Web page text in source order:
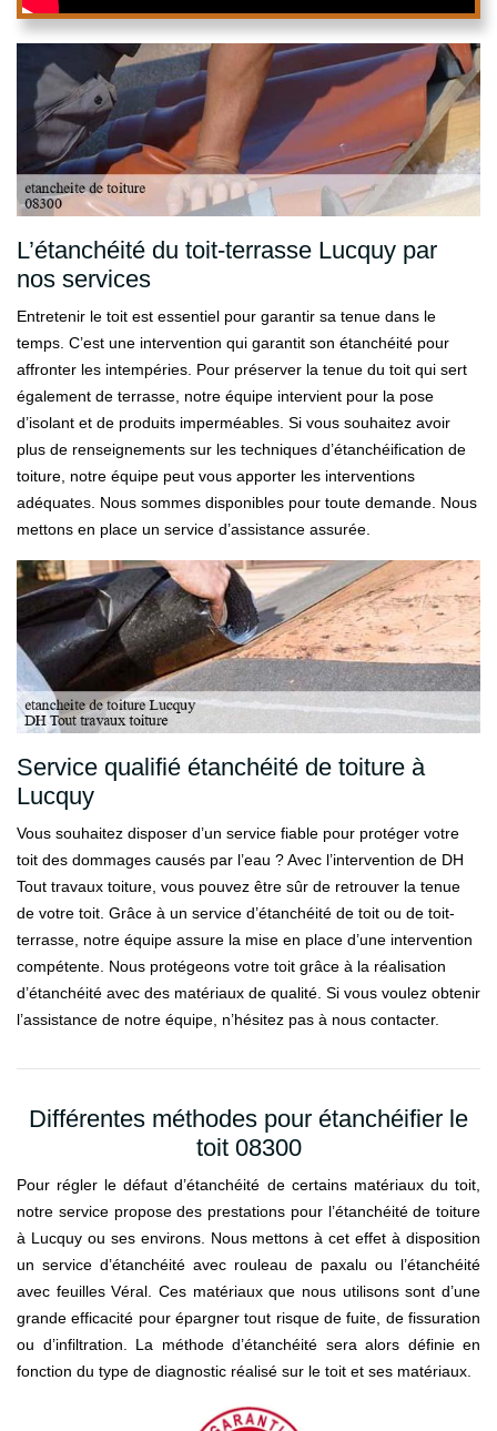
L’étanchéité du toit-terrasse Lucquy par
nos services
Entretenir le toit est essentiel pour garantir sa tenue dans le
temps. C’est une intervention qui garantit son étanchéité pour
affronter les intempéries. Pour préserver la tenue du toit qui sert
également de terrasse, notre équipe intervient pour la pose
d’isolant et de produits imperméables. Si vous souhaitez avoir
plus de renseignements sur les techniques d’étanchéification de
toiture, notre équipe peut vous apporter les interventions
adéquates. Nous sommes disponibles pour toute demande. Nous
mettons en place un service d’assistance assurée.
Service qualifié étanchéité de toiture à
Lucquy
Vous souhaitez disposer d’un service fiable pour protéger votre
toit des dommages causés par l’eau ? Avec l’intervention de DH
Tout travaux toiture, vous pouvez être sûr de retrouver la tenue
de votre toit. Grâce à un service d’étanchéité de toit ou de toit-
terrasse, notre équipe assure la mise en place d’une intervention
compétente. Nous protégeons votre toit grâce à la réalisation
d’étanchéité avec des matériaux de qualité. Si vous voulez obtenir
l’assistance de notre équipe, n’hésitez pas à nous contacter.
Différentes méthodes pour étanchéifier le
toit 08300
Pour régler le défaut d’étanchéité de certains matériaux du toit,
notre service propose des prestations pour l’étanchéité de toiture
à Lucquy ou ses environs. Nous mettons à cet effet à disposition
un service d’étanchéité avec rouleau de paxalu ou l’étanchéité
avec feuilles Véral. Ces matériaux que nous utilisons sont d’une
grande efficacité pour épargner tout risque de fuite, de fissuration
ou d’infiltration. La méthode d’étanchéité sera alors définie en
fonction du type de diagnostic réalisé sur le toit et ses matériaux.